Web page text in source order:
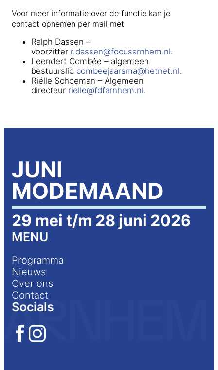
Voor meer informatie over de functie kan je
contact opnemen per mail met
Ralph Dassen –
voorzitter r.dassen@focusarnhem.nl.
Leendert Combée – algemeen
bestuurslid combeejaarsma@hetnet.nl.
Riëlle Schoeman – Algemeen
directeur rielle@fdfarnhem.nl.
JUNI
MODEMAAND
29 mei t/m 28 juni 2026
MENU
Programma
Nieuws
Over ons
Contact
Socials